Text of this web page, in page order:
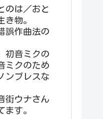
のは／おと
き物。
誤作曲法の
初音ミクの
ミクのため
ンブレスな
街ウナさん
ます。